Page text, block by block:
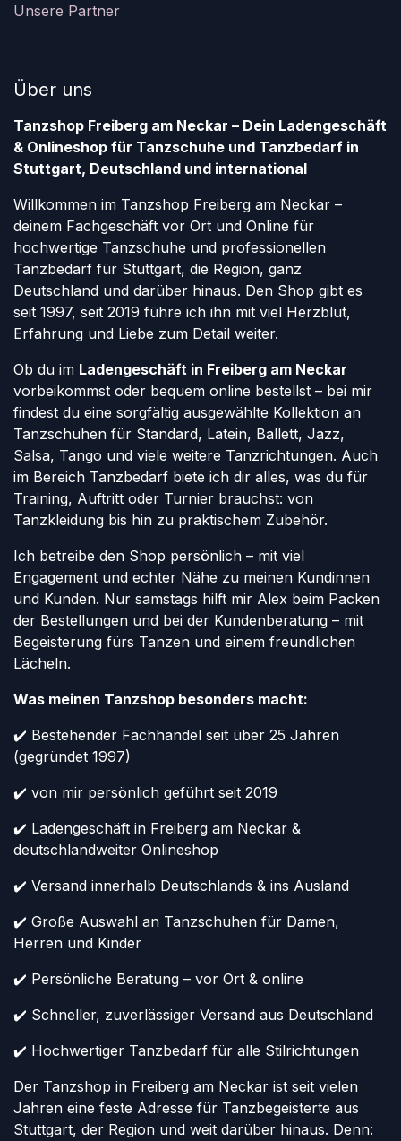
Unsere Partner
Über uns
Tanzshop Freiberg am Neckar – Dein Ladengeschäft
& Onlineshop für Tanzschuhe und Tanzbedarf in
Stuttgart, Deutschland und international
Willkommen im Tanzshop Freiberg am Neckar –
deinem Fachgeschäft vor Ort und Online für
hochwertige Tanzschuhe und professionellen
Tanzbedarf für Stuttgart, die Region, ganz
Deutschland und darüber hinaus. Den Shop gibt es
seit 1997, seit 2019 führe ich ihn mit viel Herzblut,
Erfahrung und Liebe zum Detail weiter.
Ob du im Ladengeschäft in Freiberg am Neckar
vorbeikommst oder bequem online bestellst – bei mir
findest du eine sorgfältig ausgewählte Kollektion an
Tanzschuhen für Standard, Latein, Ballett, Jazz,
Salsa, Tango und viele weitere Tanzrichtungen. Auch
im Bereich Tanzbedarf biete ich dir alles, was du für
Training, Auftritt oder Turnier brauchst: von
Tanzkleidung bis hin zu praktischem Zubehör.
Ich betreibe den Shop persönlich – mit viel
Engagement und echter Nähe zu meinen Kundinnen
und Kunden. Nur samstags hilft mir Alex beim Packen
der Bestellungen und bei der Kundenberatung – mit
Begeisterung fürs Tanzen und einem freundlichen
Lächeln.
Was meinen Tanzshop besonders macht:
✔️ Bestehender Fachhandel seit über 25 Jahren
(gegründet 1997)
✔️ von mir persönlich geführt seit 2019
✔️ Ladengeschäft in Freiberg am Neckar &
deutschlandweiter Onlineshop
✔️ Versand innerhalb Deutschlands & ins Ausland
✔️ Große Auswahl an Tanzschuhen für Damen,
Herren und Kinder
✔️ Persönliche Beratung – vor Ort & online
✔️ Schneller, zuverlässiger Versand aus Deutschland
✔️ Hochwertiger Tanzbedarf für alle Stilrichtungen
Der Tanzshop in Freiberg am Neckar ist seit vielen
Jahren eine feste Adresse für Tanzbegeisterte aus
Stuttgart, der Region und weit darüber hinaus. Denn: